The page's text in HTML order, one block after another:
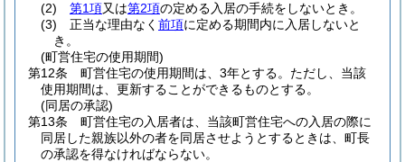
(2)
第1項又は第2項の定める入居の手続をしないとき。
(3)
正当な理由なく 前項に定める期間内に入居しないと
き。
(町営住宅の使用期間)
第12条
町営住宅の使用期間は、3年とする。 ただし、当該
使用期間は、更新することができるものとする。
(同居の承認)
第13条
町営住宅の入居者は、当該町営住宅への入居の際に
同居した親族以外の者を同居させようとするときは、町長
の承認を得なければならない。